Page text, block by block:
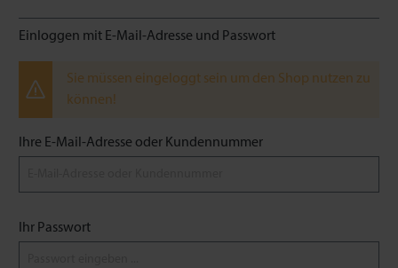
Einloggen mit E-Mail-Adresse und Passwort
Sie müssen eingeloggt sein um den Shop nutzen zu
können!
Ihre E-Mail-Adresse oder Kundennummer
Ihr Passwort